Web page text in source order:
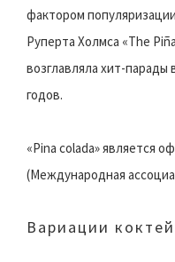
фактором
Руперта Холмса «The
возглавляла хит-
годов.
«Pina colada» является
(Международная
Вариации